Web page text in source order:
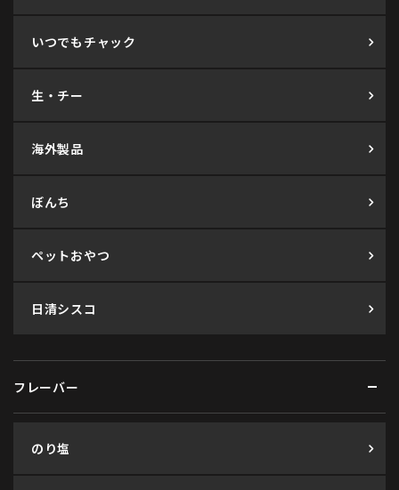
いつでもチャック
生・チー
海外製品
ぼんち
ペットおやつ
日清シスコ
フレーバー
のり塩